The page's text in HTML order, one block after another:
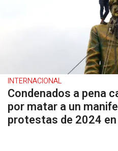
INTERNACIONAL
Condenados a pena
por matar a un
protestas de 2024